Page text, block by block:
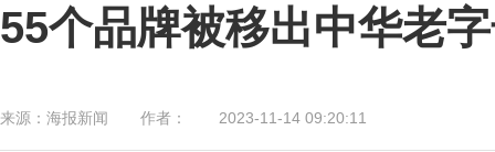
55个品牌被移出中华老
来源： 海报新闻 作者： 2023-11-14 09:20:11